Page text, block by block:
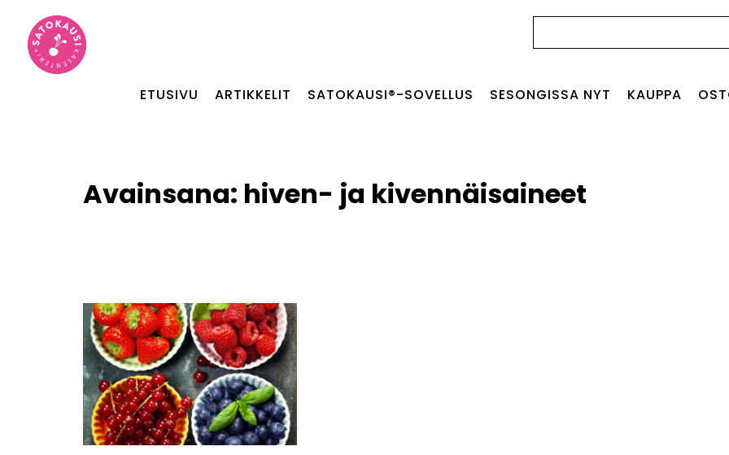
ETUSIVU ARTIKKELIT SATOKAUSI®-SOVELLUS SESONGISSA NYT KAUPPA
Avainsana: hiven- ja kivennäisaineet